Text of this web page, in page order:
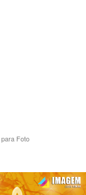
Foto